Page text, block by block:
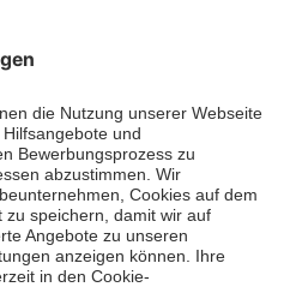
Unfall-Hilfe e.V.
das Spendenzertifikat
Spendenrats e.V.